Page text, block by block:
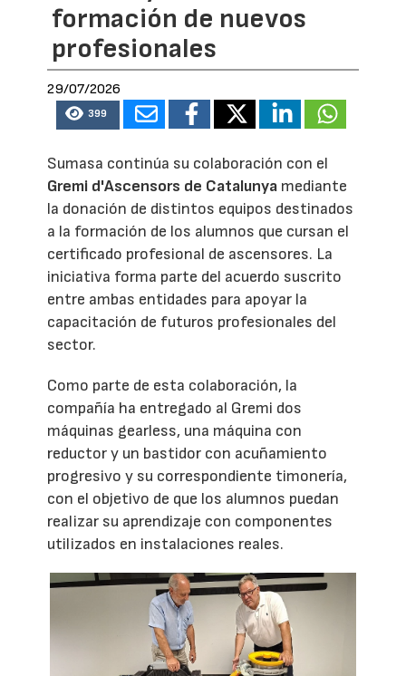
formación de nuevos
profesionales
29/07/2026
399
Sumasa continúa su colaboración con el
Gremi d'Ascensors de Catalunya mediante
la donación de distintos equipos destinados
a la formación de los alumnos que cursan el
certificado profesional de ascensores. La
iniciativa forma parte del acuerdo suscrito
entre ambas entidades para apoyar la
capacitación de futuros profesionales del
sector.
Como parte de esta colaboración, la
compañía ha entregado al Gremi dos
máquinas gearless, una máquina con
reductor y un bastidor con acuñamiento
progresivo y su correspondiente timonería,
con el objetivo de que los alumnos puedan
realizar su aprendizaje con componentes
utilizados en instalaciones reales.